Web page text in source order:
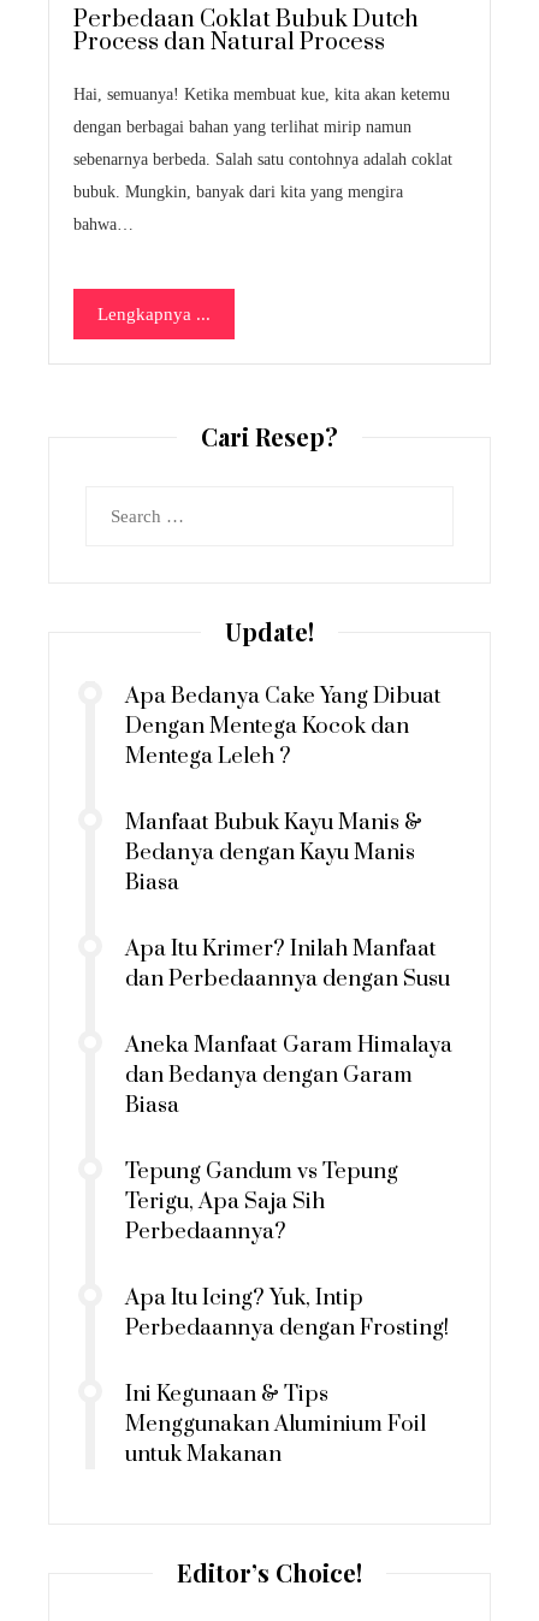
Perbedaan Coklat Bubuk Dutch
Process dan Natural Process
Hai, semuanya! Ketika membuat kue, kita akan ketemu
dengan berbagai bahan yang terlihat mirip namun
sebenarnya berbeda. Salah satu contohnya adalah coklat
bubuk. Mungkin, banyak dari kita yang mengira
bahwa…
Lengkapnya ...
Cari Resep?
Update!
Apa Bedanya Cake Yang Dibuat
Dengan Mentega Kocok dan
Mentega Leleh ?
Manfaat Bubuk Kayu Manis &
Bedanya dengan Kayu Manis
Biasa
Apa Itu Krimer? Inilah Manfaat
dan Perbedaannya dengan Susu
Aneka Manfaat Garam Himalaya
dan Bedanya dengan Garam
Biasa
Tepung Gandum vs Tepung
Terigu, Apa Saja Sih
Perbedaannya?
Apa Itu Icing? Yuk, Intip
Perbedaannya dengan Frosting!
Ini Kegunaan & Tips
Menggunakan Aluminium Foil
untuk Makanan
Editor’s Choice!